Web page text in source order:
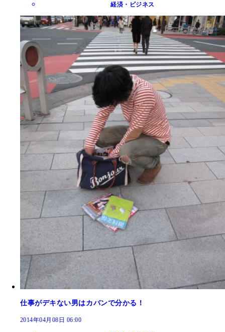
経済・ビジネス
仕事がデキない男はカバンで分かる！
2014年04月08日 06:00